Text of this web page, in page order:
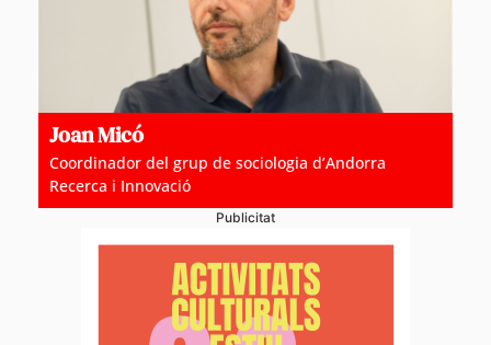
Joan Micó
Coordinador del grup de sociologia d’Andorra
Recerca i Innovació
Publicitat